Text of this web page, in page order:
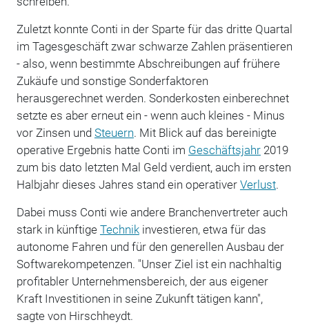
Zuletzt konnte Conti in der Sparte für das dritte Quartal
im Tagesgeschäft zwar schwarze Zahlen präsentieren
- also, wenn bestimmte Abschreibungen auf frühere
Zukäufe und sonstige Sonderfaktoren
herausgerechnet werden. Sonderkosten einberechnet
setzte es aber erneut ein - wenn auch kleines - Minus
vor Zinsen und Steuern. Mit Blick auf das bereinigte
operative Ergebnis hatte Conti im Geschäftsjahr2019
zum bis dato letzten Mal Geld verdient, auch im ersten
Halbjahr dieses Jahres stand ein operativer Verlust.
Dabei muss Conti wie andere Branchenvertreter auch
stark in künftige Technikinvestieren, etwa für das
autonome Fahren und für den generellen Ausbau der
Softwarekompetenzen. "Unser Ziel ist ein nachhaltig
profitabler Unternehmensbereich, der aus eigener
Kraft Investitionen in seine Zukunft tätigen kann",
sagte von Hirschheydt.